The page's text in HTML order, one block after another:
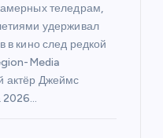
теледрам,
удерживал
в кино след редкой
Media
актёр Джеймс
2026…